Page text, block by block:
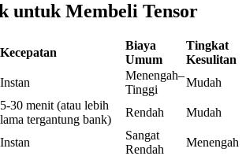
pedagang top
untuk Membeli Tensor
Kecepatan
Biaya
Umum
Tingkat
Kesulitan
Instan
Menengah–
Tinggi
Mudah
5-30 menit (atau lebih
lama tergantung bank)
Rendah
Mudah
Instan
Sangat
Rendah
Menengah